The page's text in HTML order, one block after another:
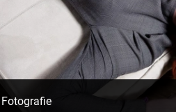
Fotografie